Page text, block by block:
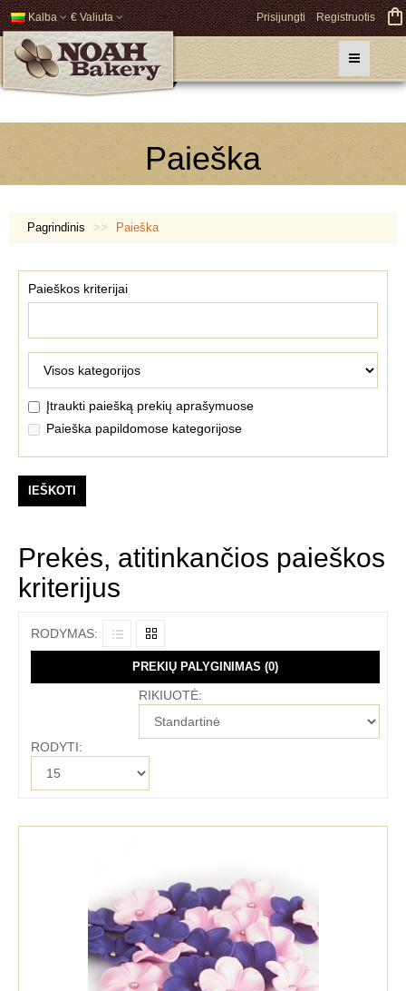
Kalba € Valiuta Prisijungti Registruotis
Paieška
Pagrindinis Paieška
Paieškos kriterijai
Įtraukti paiešką prekių aprašymuose
Paieška papildomose kategorijose
Prekės, atitinkančios paieškos
kriterijus
RODYMAS:
PREKIŲ PALYGINIMAS (0)
RIKIUOTĖ:
RODYTI: